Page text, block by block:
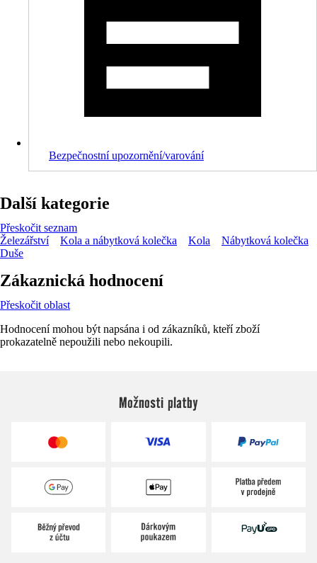
Bezpečnostní upozornění/varování
Další kategorie
Přeskočit seznam
Železářství
Kola a nábytková kolečka Kola
Nábytková kolečka
Duše
Zákaznická hodnocení
Přeskočit oblast
Hodnocení mohou být napsána i od zákazníků, kteří zboží
prokazatelně nepoužili nebo nekoupili.
Možnosti platby